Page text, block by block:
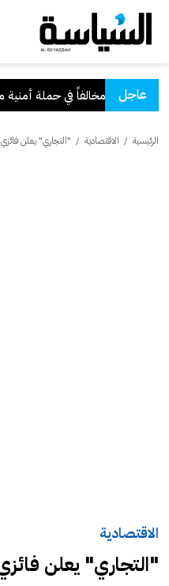
عاجلمع "القوى العاملة"
الرئيسية / الاقتصادية / "التجاري" يعلن
الاقتصادية
"التجاري" يعلن